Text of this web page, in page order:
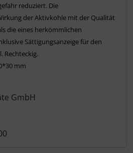
reduziert. Die
der Aktivkohle mit der Qualität
die eines herkömmlichen
Sättigungsanzeige für den
Rechteckig.
mm
GmbH